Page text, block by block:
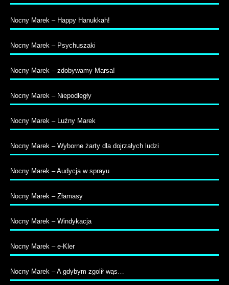
Nocny Marek – Happy Hanukkah!
Nocny Marek – Psychuszaki
Nocny Marek – zdobywamy Marsa!
Nocny Marek – Niepodległy
Nocny Marek – Luźny Marek
Nocny Marek – Wyborne żarty dla dojrzałych ludzi
Nocny Marek – Audycja w sprayu
Nocny Marek – Złamasy
Nocny Marek – Windykacja
Nocny Marek – e-Kler
Nocny Marek – A gdybym zgolił wąs…